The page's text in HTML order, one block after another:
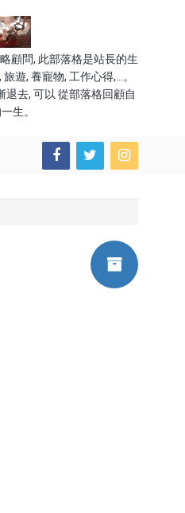
顧問, 此部落格是站長的生
遊, 養寵物, 工作心得,...。
退去, 可以 從部落格回顧自
生。